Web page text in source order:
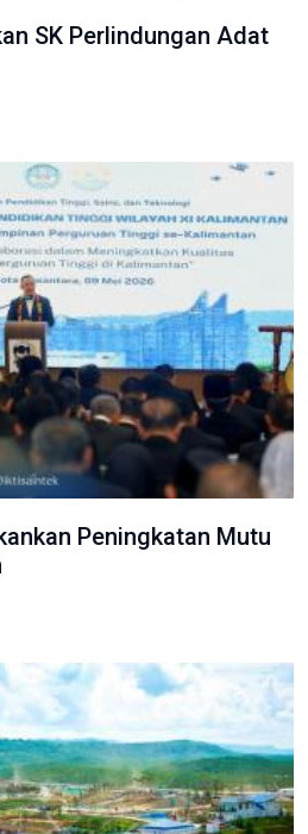
SK Perlindungan Adat
Peningkatan Mutu